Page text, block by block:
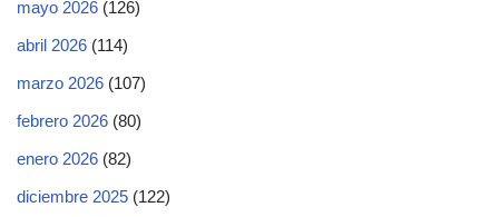
mayo 2026 (126)
abril 2026 (114)
marzo 2026 (107)
febrero 2026 (80)
enero 2026 (82)
diciembre 2025 (122)